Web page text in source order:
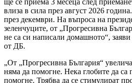
влиза в сила през август 2026
през декември. На въпроса на
зеленчуците, от „Прогресивна
не са си написали домашното“,
от ДБ.
„От „Прогресивна България“
няма да помогне. Нека глобите да са
помогне. Трябва да се стимулират